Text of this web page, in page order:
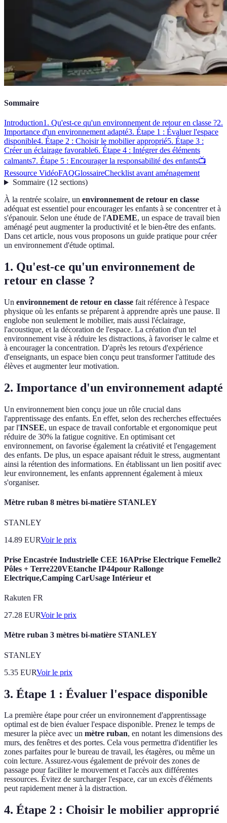
Sommaire
Introduction1. Qu'est-ce qu'un environnement de retour en classe ?2.
Importance d'un environnement adapté3. Étape 1 : Évaluer l'espace
disponible4. Étape 2 : Choisir le mobilier approprié5. Étape 3 :
Créer un éclairage favorable6. Étape 4 : Intégrer des éléments
calmants7. Étape 5 : Encourager la responsabilité des enfants📺
Ressource VidéoFAQGlossaireChecklist avant aménagement
Sommaire(12 sections)
À la rentrée scolaire, un environnement de retour en classe
adéquat est essentiel pour encourager les enfants à se concentrer et à
s'épanouir. Selon une étude de l'ADEME, un espace de travail bien
aménagé peut augmenter la productivité et le bien-être des enfants.
Dans cet article, nous vous proposons un guide pratique pour créer
un environnement d'étude optimal.
1. Qu'est-ce qu'un environnement de
retour en classe ?
Un environnement de retour en classe fait référence à l'espace
physique où les enfants se préparent à apprendre après une pause. Il
englobe non seulement le mobilier, mais aussi l'éclairage,
l'acoustique, et la décoration de l'espace. La création d'un tel
environnement vise à réduire les distractions, à favoriser le calme et
à encourager la concentration. D'après les retours d'expérience
d'enseignants, un espace bien conçu peut transformer l'attitude des
élèves et augmenter leur motivation.
2. Importance d'un environnement adapté
Un environnement bien conçu joue un rôle crucial dans
l'apprentissage des enfants. En effet, selon des recherches effectuées
par l'INSEE, un espace de travail confortable et ergonomique peut
réduire de 30% la fatigue cognitive. En optimisant cet
environnement, on favorise également la créativité et l'engagement
des enfants. De plus, un espace apaisant réduit le stress, augmentant
ainsi la rétention des informations. En établissant un lien positif avec
leur environnement, les enfants apprennent également à mieux
s'organiser.
Mètre ruban 8 mètres bi-matière STANLEY
STANLEY
14.89 EURVoir le prix
Prise Encastrée Industrielle CEE 16APrise Electrique Femelle2
Pôles + Terre220VEtanche IP44pour Rallonge
Electrique,Camping CarUsage Intérieur et
Rakuten FR
27.28 EURVoir le prix
Mètre ruban 3 mètres bi-matière STANLEY
STANLEY
5.35 EURVoir le prix
3. Étape 1 : Évaluer l'espace disponible
La première étape pour créer un environnement d'apprentissage
optimal est de bien évaluer l'espace disponible. Prenez le temps de
mesurer la pièce avec un mètre ruban, en notant les dimensions des
murs, des fenêtres et des portes. Cela vous permettra d'identifier les
zones parfaites pour le bureau de travail, les étagères, ou même un
coin lecture. Assurez-vous également de prévoir des zones de
passage pour faciliter le mouvement et l'accès aux différentes
ressources. Évitez de surcharger l'espace, car un excès d'éléments
peut rapidement mener à la distraction.
4. Étape 2 : Choisir le mobilier approprié